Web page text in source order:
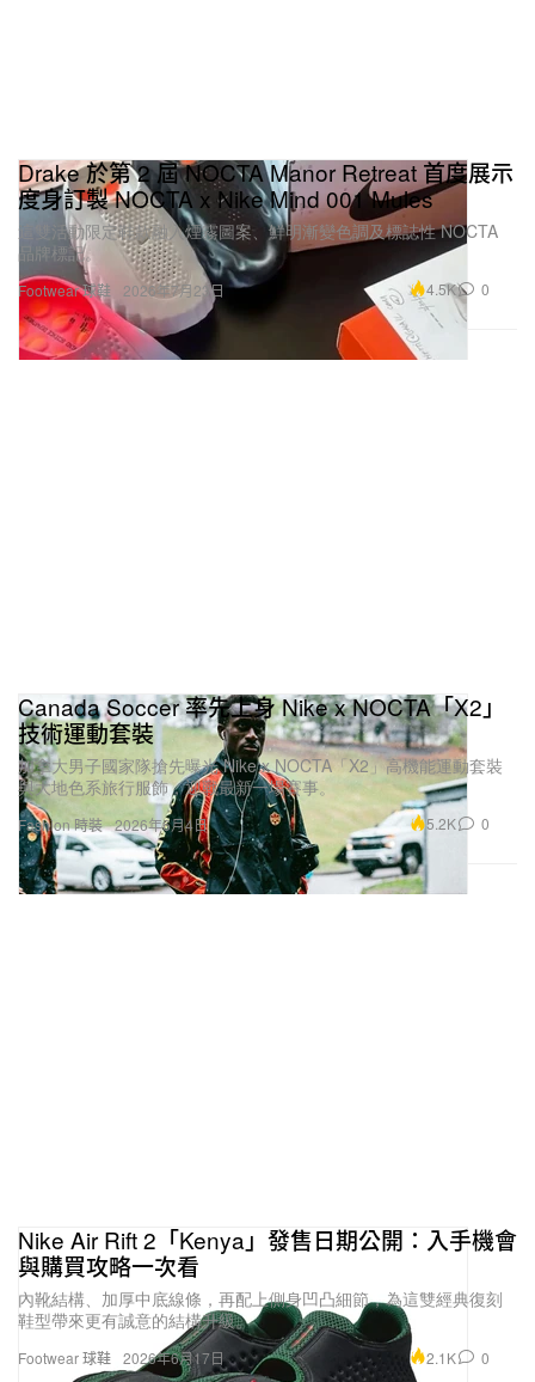
Footwear 球鞋
Drake 於第 2 屆 NOCTA Manor Retreat 首度展示
度身訂製 NOCTA x Nike Mind 001 Mules
這雙活動限定鞋款融入煙霧圖案、鮮明漸變色調及標誌性 NOCTA
品牌標記。
2026年7月23日 4.5K 0
Fashion 時裝
Canada Soccer 率先上身 Nike x NOCTA「X2」
技術運動套裝
加拿大男子國家隊搶先曝光 Nike x NOCTA「X2」高機能運動套裝
與大地色系旅行服飾，迎戰最新一場賽事。
2026年6月4日 5.2K 0
Footwear 球鞋
Nike Air Rift 2「Kenya」發售日期公開：入手機會
與購買攻略一次看
內靴結構、加厚中底線條，再配上側身凹凸細節，為這雙經典復刻
鞋型帶來更有誠意的結構升級。
2026年6月17日 2.1K 0